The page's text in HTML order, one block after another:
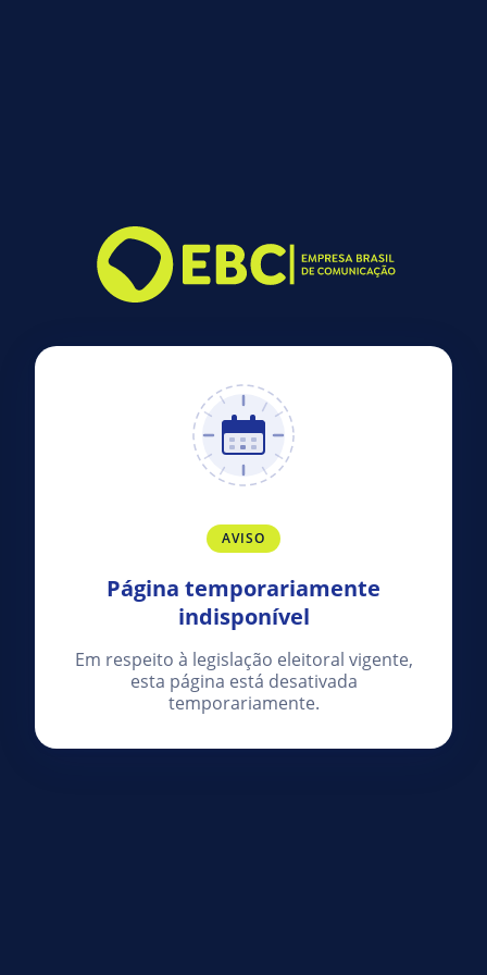
AVISO
Página temporariamente
indisponível
Em respeito à legislação eleitoral vigente,
esta página está desativada
temporariamente.